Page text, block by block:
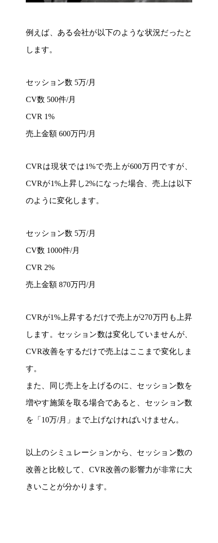
例えば、ある会社が以下のような状況だったと
します。
セッション数 5万/月
CV数 500件/月
CVR 1%
売上金額 600万円/月
CVRは現状では1%で売上が600万円ですが、
CVRが1%上昇し2%になった場合、売上は以下
のように変化します。
セッション数 5万/月
CV数 1000件/月
CVR 2%
売上金額 870万円/月
CVRが1%上昇するだけで売上が270万円も上昇
します。セッション数は変化していませんが、
CVR改善をするだけで売上はここまで変化しま
す。
また、同じ売上を上げるのに、セッション数を
増やす施策を取る場合であると、セッション数
を「10万/月」まで上げなければいけません。
以上のシミュレーションから、セッション数の
改善と比較して、CVR改善の影響力が非常に大
きいことが分かります。